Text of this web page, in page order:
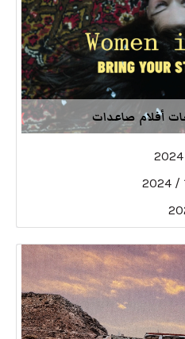
أفلام صاعدات